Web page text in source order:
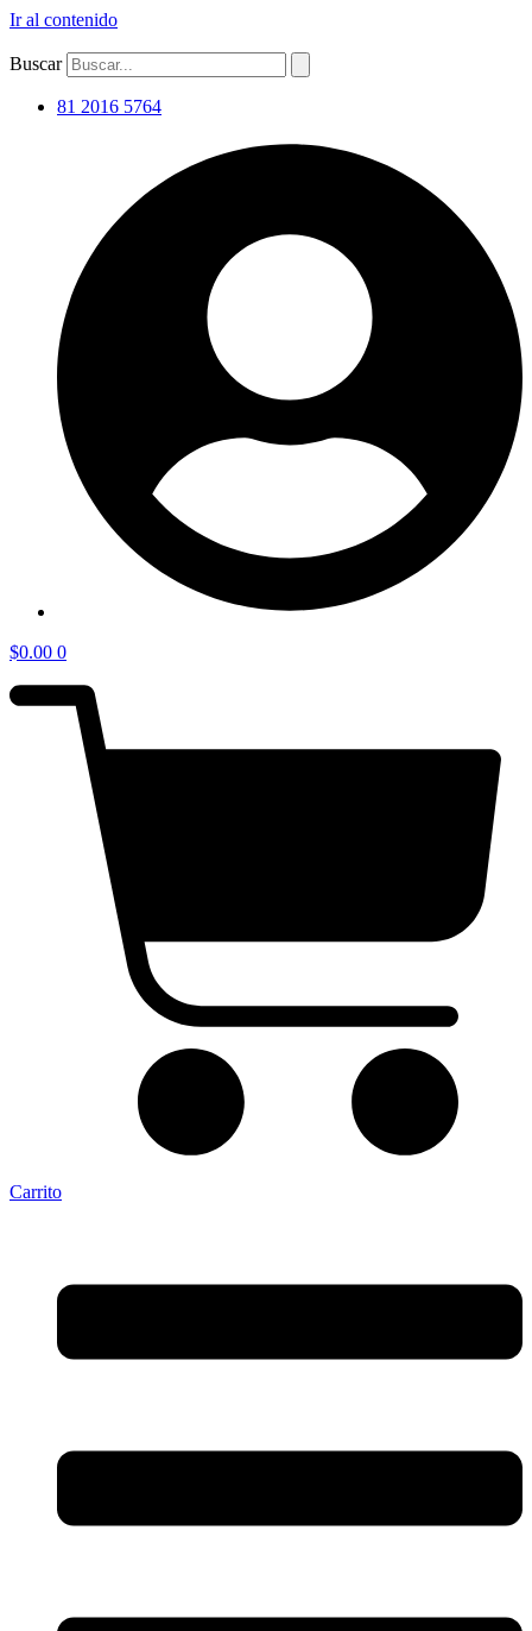
Ir al contenido
Buscar
81 2016 5764
$0.00 0
Carrito